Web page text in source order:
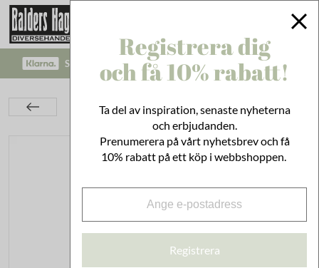
SÄKRA BETALNINGAR MED KLARNA CHECKOUT!
Spegel Jonna Rostfritt Stål Liten
Registrera dig
och få 10% rabatt!
Ta del av inspiration, senaste nyheterna
och erbjudanden.
Prenumerera på vårt nyhetsbrev och få
10% rabatt på ett köp i webbshoppen.
Registrera